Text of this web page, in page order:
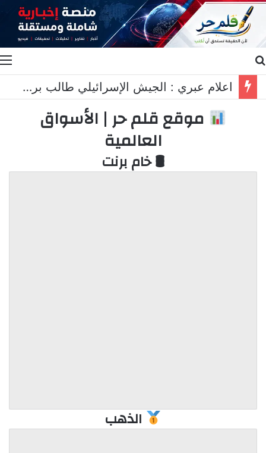
اعلام عبري : الجيش الإسرائيلي طالب برد عسكري قاسٍ في لبنان..
موقع قلم حر | الأسواق
العالمية
🛢 خام برنت
الذهب